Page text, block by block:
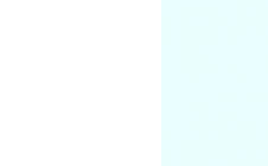
[단독]중수청 지원
낮 최고 37도 찜통더
SK하이닉스, 용인·
여자배구 이재영·이
외국인 심판 성 접대